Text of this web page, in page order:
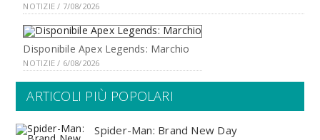
NOTIZIE / 7/08/2026
Disponibile Apex Legends: Marchio
NOTIZIE / 6/08/2026
ARTICOLI PIÙ POPOLARI
Spider-Man: Brand New Day